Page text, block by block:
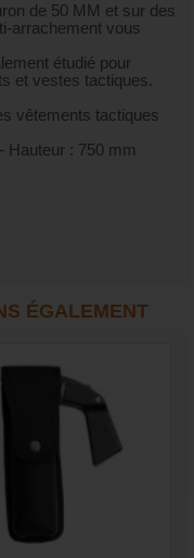
de 50 MM et sur des
arrachement vous
étudié pour
et vestes tactiques.
vêtements tactiques
Hauteur : 750 mm
ÉGALEMENT